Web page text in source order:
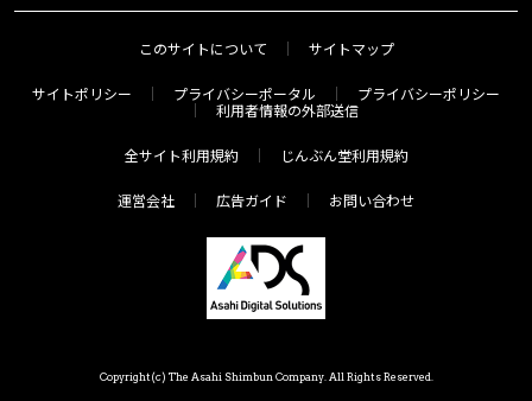
このサイトについて サイトマップ
サイトポリシー プライバシーポータル
プライバシーポリシー
利用者情報の外部送信
全サイト利用規約 じんぶん堂利用規約
運営会社 広告ガイド お問い合わせ
Copyright(c) The Asahi Shimbun Company. All Rights Reserved.